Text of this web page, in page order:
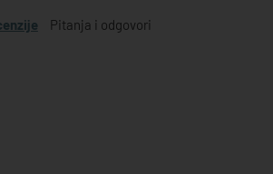
Pitanja i odgovori